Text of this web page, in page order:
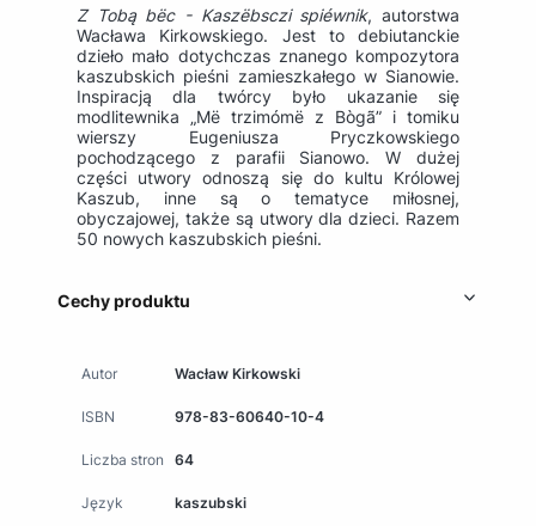
Z Tobą bëc - Kaszëbsczi spiéwnik, autorstwa
Wacława Kirkowskiego. Jest to debiutanckie
dzieło mało dotychczas znanego kompozytora
kaszubskich pieśni zamieszkałego w Sianowie.
Inspiracją dla twórcy było ukazanie się
modlitewnika „Më trzimómë z Bògã” i tomiku
wierszy Eugeniusza Pryczkowskiego
pochodzącego z parafii Sianowo. W dużej
części utwory odnoszą się do kultu Królowej
Kaszub, inne są o tematyce miłosnej,
obyczajowej, także są utwory dla dzieci. Razem
50 nowych kaszubskich pieśni.
Cechy produktu
Autor Wacław Kirkowski
ISBN 978-83-60640-10-4
Liczba stron 64
Język kaszubski